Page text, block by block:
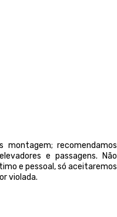
recomendamos
e passagens. Não
e pessoal, só aceitaremos
violada.